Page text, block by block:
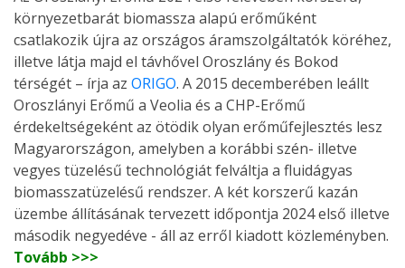
környezetbarát biomassza alapú erőműként
csatlakozik újra az országos áramszolgáltatók köréhez,
illetve látja majd el távhővel Oroszlány és Bokod
térségét – írja az ORIGO. A 2015 decemberében leállt
Oroszlányi Erőmű a Veolia és a CHP-Erőmű
érdekeltségeként az ötödik olyan erőműfejlesztés lesz
Magyarországon, amelyben a korábbi szén- illetve
vegyes tüzelésű technológiát felváltja a fluidágyas
biomasszatüzelésű rendszer. A két korszerű kazán
üzembe állításának tervezett időpontja 2024 első illetve
második negyedéve - áll az erről kiadott közleményben.
Tovább >>>